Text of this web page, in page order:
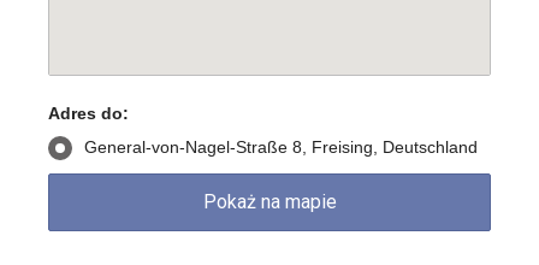
Adres do:
General-von-Nagel-Straße 8, Freising, Deutschland